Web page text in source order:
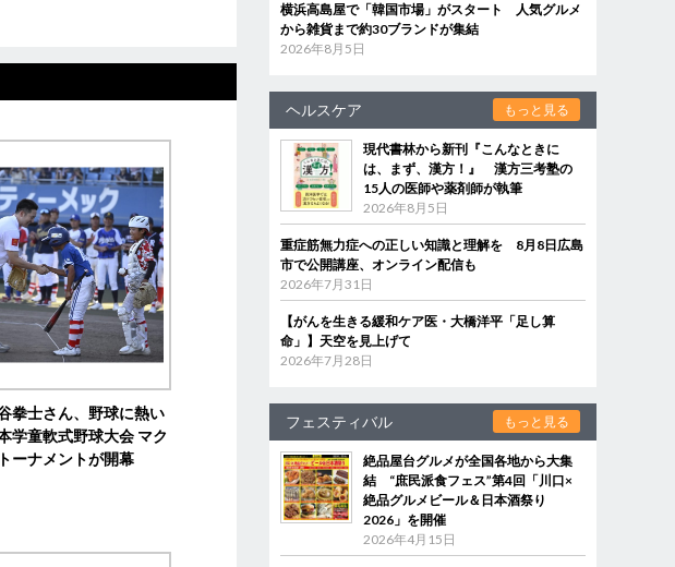
拳士さん、野球に熱い
童軟式野球大会 マク
ーナメントが開幕
横浜高島屋で「韓国市場」がスタート 人気グルメ
から雑貨まで約30ブランドが集結
2026年8月5日
ヘルスケア もっと見る
現代書林から新刊『こんなときに
は、まず、漢方！』 漢方三考塾の
15人の医師や薬剤師が執筆
2026年8月5日
重症筋無力症への正しい知識と理解を 8月8日広島
市で公開講座、オンライン配信も
2026年7月31日
【がんを生きる緩和ケア医・大橋洋平「足し算
命」】天空を見上げて
2026年7月28日
フェスティバル もっと見る
絶品屋台グルメが全国各地から大集
結 “庶民派食フェス”第4回「川口×
絶品グルメビール＆日本酒祭り
2026」を開催
2026年4月15日